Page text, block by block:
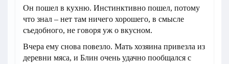
Он пошел в кухню. Инстинктивно пошел, потому
что знал – нет там ничего хорошего, в смысле
съедобного, не говоря уж о вкусном.
Вчера ему снова повезло. Мать хозяина привезла из
деревни мяса, и Блин очень удачно пообщался с